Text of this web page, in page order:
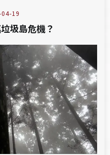
19
圾島危機？